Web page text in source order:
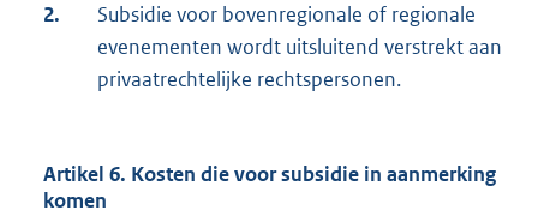
2.
Subsidie voor bovenregionale of regionale
evenementen wordt uitsluitend verstrekt aan
privaatrechtelijke rechtspersonen.
Artikel 6. Kosten die voor subsidie in aanmerking
komen